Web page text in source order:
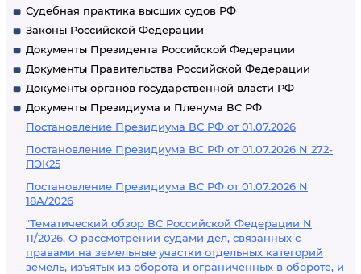
Судебная практика высших судов РФ
Законы Российской Федерации
Документы Президента Российской Федерации
Документы Правительства Российской Федерации
Документы органов государственной власти РФ
Документы Президиума и Пленума ВС РФ
Постановление Президиума ВС РФ от 01.07.2026
Постановление Президиума ВС РФ от 01.07.2026 N 272-
ПЭК25
Постановление Президиума ВС РФ от 01.07.2026 N
18А/2026
"Тематический обзор ВС Российской Федерации N
11/2026. О рассмотрении судами дел, связанных с
правами на земельные участки отдельных категорий
земель, изъятых из оборота и ограниченных в обороте, и